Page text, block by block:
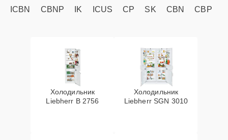
ICBN
CBNP IK ICUS CP SK CBN CBP
Холодильник
Liebherr B 2756
Холодильник
Liebherr SGN 3010